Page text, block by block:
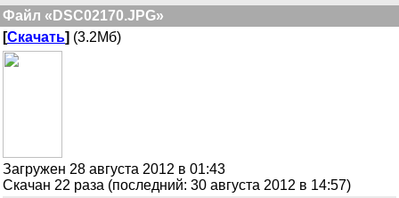
Файл «DSC02170.JPG»
[Скачать] (3.2Мб)
Загружен 28 августа 2012 в 01:43
Скачан 22 раза (последний: 30 августа 2012 в 14:57)